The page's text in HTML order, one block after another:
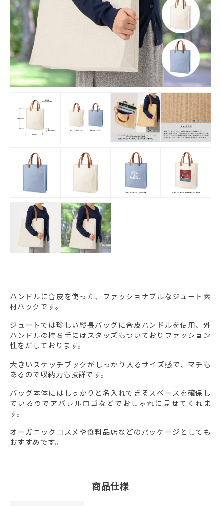
ハンドルに合皮を使った、ファッショナブルなジュート素
材バッグです。
ジュートでは珍しい縦長バッグに合皮ハンドルを使用、外
ハンドルの持ち手にはスタッズもついておりファッション
性をだしております。
大きいスケッチブックがしっかり入るサイズ感で、マチも
あるので収納力も抜群です。
バッグ本体にはしっかりと名入れできるスペースを確保し
ているのでアパレルロゴなどでおしゃれに見せてくれま
す。
オーガニックコスメや食料品店などのパッケージとしても
おすすめです。
商品仕様